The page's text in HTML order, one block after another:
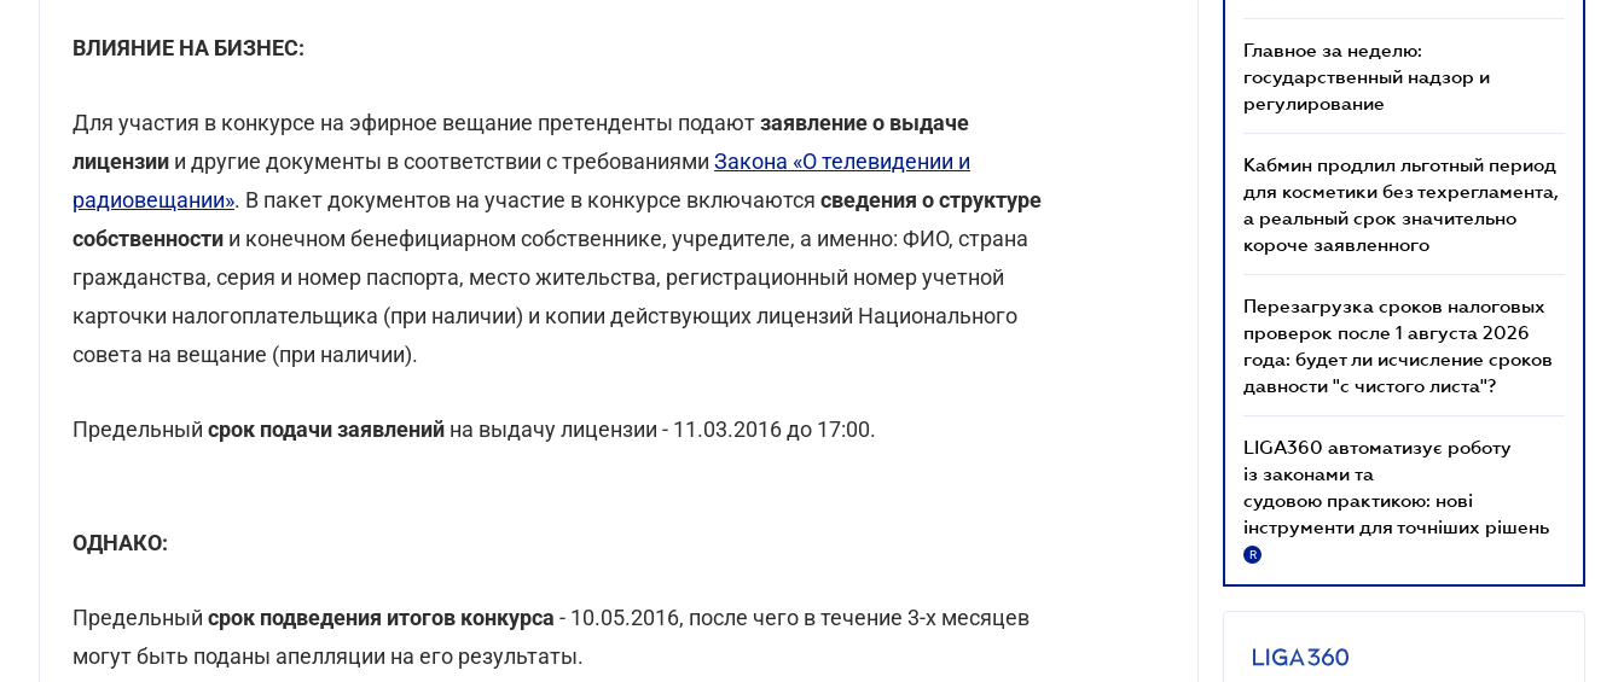
ВЛИЯНИЕ НА БИЗНЕС:
Для участия в конкурсе на эфирное вещание претенденты подаютзаявление о выдаче
лицензии и другие документы в соответствии с требованиями Закона «О телевидении и
радиовещании». В пакет документов на участие в конкурсе включаются сведения о структуре
собственности и конечном бенефициарном собственнике, учредителе, а именно: ФИО, страна
гражданства, серия и номер паспорта, место жительства, регистрационный номер учетной
карточки налогоплательщика (при наличии) и копии действующих лицензий Национального
совета на вещание (при наличии).
Предельный срок подачи заявлений на выдачу лицензии - 11.03.2016 до 17:00.
ОДНАКО:
Предельный срок подведения итогов конкурса - 10.05.2016, после чего в течение 3-х месяцев
могут быть поданы апелляции на его результаты.
Главное за неделю:
государственный надзор и
регулирование
Кабмин продлил льготный период
для косметики без техрегламента,
а реальный срок значительно
короче заявленного
Перезагрузка сроков налоговых
проверок после 1 августа 2026
года: будет ли исчисление сроков
давности "с чистого листа"?
LIGA360 автоматизує роботу
із законами та
судовою практикою: нові
інструменти для точніших рішень
R